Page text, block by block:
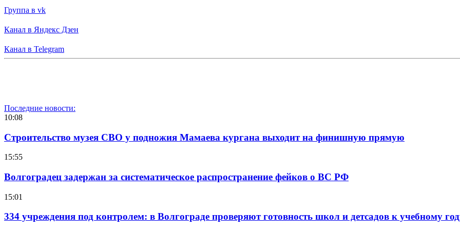
Группа в vk
Канал в Яндекс Дзен
Канал в Telegram
Последние новости:
10:08
Строительство музея СВО у подножия Мамаева кургана выходит на финишную прямую
15:55
Волгоградец задержан за систематическое распространение фейков о ВС РФ
15:01
334 учреждения под контролем: в Волгограде проверяют готовность школ и детсадов к учебному